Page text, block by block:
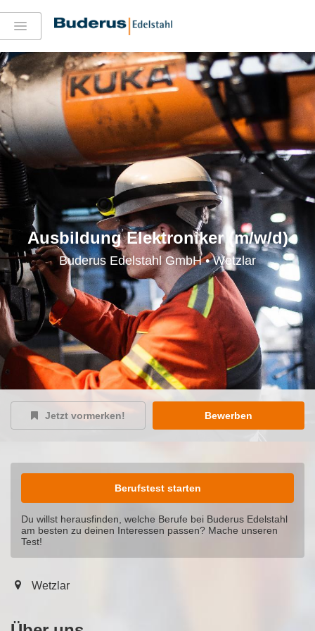
Ausbildung Elektroniker (m/w/d)
Buderus Edelstahl GmbH • Wetzlar
Jetzt vormerken! Bewerben
Berufstest starten
Du willst herausfinden, welche Berufe bei Buderus Edelstahl
am besten zu deinen Interessen passen? Mache unseren
Test!
Wetzlar